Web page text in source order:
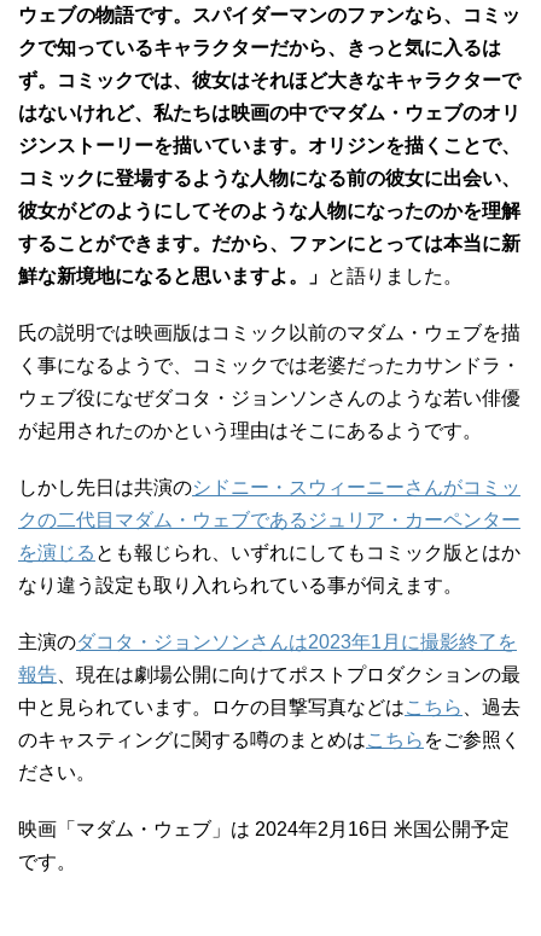
ウェブの物語です。スパイダーマンのファンなら、コミッ
クで知っているキャラクターだから、きっと気に入るは
ず。コミックでは、彼女はそれほど大きなキャラクターで
はないけれど、私たちは映画の中でマダム・ウェブのオリ
ジンストーリーを描いています。オリジンを描くことで、
コミックに登場するような人物になる前の彼女に出会い、
彼女がどのようにしてそのような人物になったのかを理解
することができます。だから、ファンにとっては本当に新
鮮な新境地になると思いますよ。」
と語りました。
氏の説明では映画版はコミック以前のマダム・ウェブを描
く事になるようで、コミックでは老婆だったカサンドラ・
ウェブ役になぜダコタ・ジョンソンさんのような若い俳優
が起用されたのかという理由はそこにあるようです。
しかし先日は共演のシドニー・スウィーニーさんがコミッ
クの二代目マダム・ウェブであるジュリア・カーペンター
を演じる とも報じられ、いずれにしてもコミック版とはか
なり違う設定も取り入れられている事が伺えます。
主演のダコタ・ジョンソンさんは2023年1月に撮影終了を
報告 、現在は劇場公開に向けてポストプロダクションの最
中と見られています。ロケの目撃写真などはこちら
、過去
のキャスティングに関する噂のまとめはこちら をご参照く
ださい。
映画「マダム・ウェブ」は 2024年2月16日 米国公開予定
です。